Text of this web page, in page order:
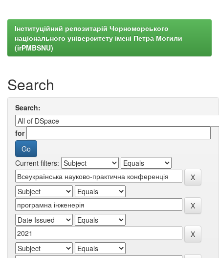
Інституційний репозитарій Чорноморського
національного університету імені Петра Могили
(irPMBSNU)
Search
Search:
for
Current filters: